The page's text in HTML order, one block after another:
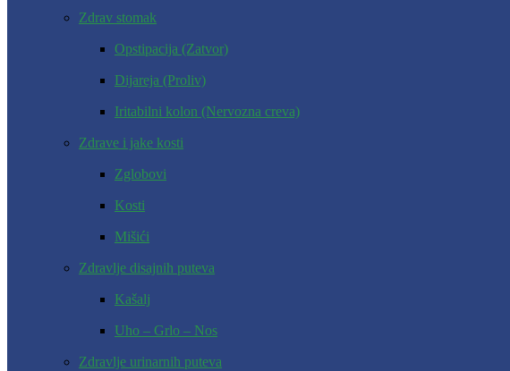
Zdrav stomak
Opstipacija (Zatvor)
Dijareja (Proliv)
Iritabilni kolon (Nervozna creva)
Zdrave i jake kosti
Zglobovi
Kosti
Mišići
Zdravlje disajnih puteva
Kašalj
Uho – Grlo – Nos
Zdravlje urinarnih puteva